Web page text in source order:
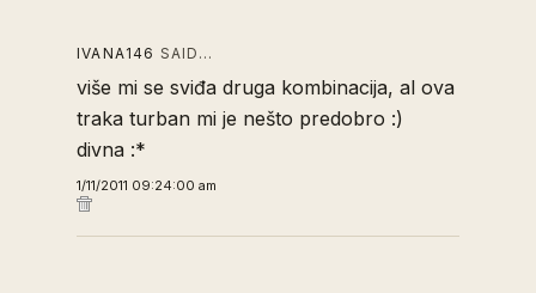
IVANA146 SAID…
više mi se sviđa druga kombinacija, al ova
traka turban mi je nešto predobro :)
divna :*
1/11/2011 09:24:00 am